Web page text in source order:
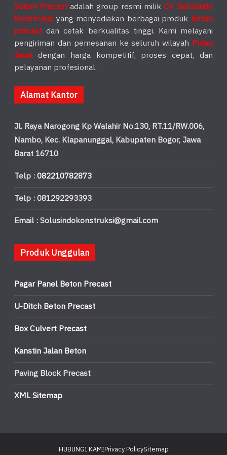
Sokon Precast adalah group resmi milik CV. Solusindo
Konstruksi yang menyediakan berbagai produk beton
precast dan cetak berkualitas tinggi. Kami melayani
pengiriman dan pemesanan ke seluruh wilayah Pulau
Jawadengan harga kompetitif, proses cepat, dan
pelayanan profesional.
Alamat Kantor
Jl. Raya Narogong Kp Walahir No.130, RT.11/RW.006,
Nambo, Kec. Klapanunggal, Kabupaten Bogor, Jawa
Barat 16710
Telp :082210782873
Telp : 081292293393
Email : Solusindokonstruksi@gmail.com
Produk Unggulan
Pagar Panel Beton Precast
U-Ditch Beton Precast
Box Culvert Precast
Kanstin Jalan Beton
Paving Block Precast
XML Sitemap
HUBUNGI KAMIPrivacy PolicySitemap